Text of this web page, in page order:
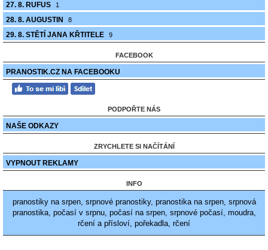
27. 8. RUFUS 1
28. 8. AUGUSTIN 8
29. 8. STĚTÍ JANA KŘTITELE 9
FACEBOOK
PRANOSTIK.CZ NA FACEBOOKU
PODPOŘTE NÁS
NAŠE ODKAZY
ZRYCHLETE SI NAČÍTÁNÍ
VYPNOUT REKLAMY
INFO
pranostiky na srpen, srpnové pranostiky, pranostika na srpen, srpnová
pranostika, počasí v srpnu, počasí na srpen, srpnové počasí, moudra,
rčení a přísloví, pořekadla, rčení